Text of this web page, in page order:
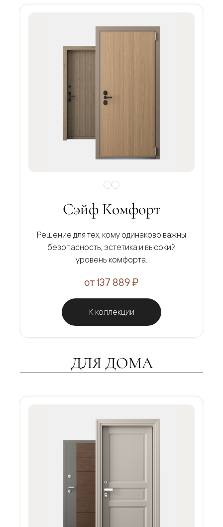
Сэйф Комфорт
Решение для тех, кому одинаково важны
безопасность, эстетика и высокий
уровень комфорта.
от 137 889 ₽
К коллекции
ДЛЯ ДОМА